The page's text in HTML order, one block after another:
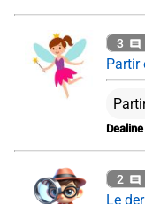
3
Dealine
2